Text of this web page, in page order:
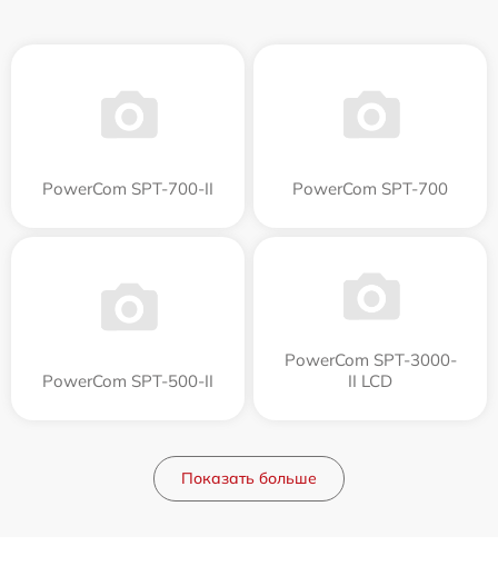
PowerCom SPT-700-II PowerCom SPT-700
PowerCom SPT-500-II
PowerCom SPT-3000-
II LCD
Показать больше